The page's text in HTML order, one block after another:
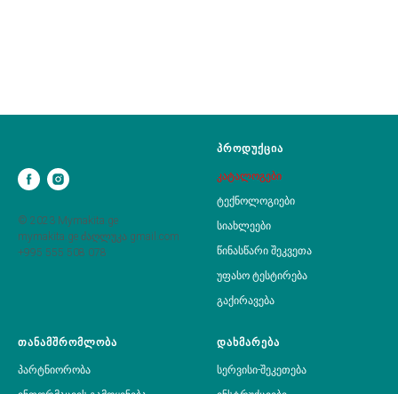
© 2023 Mymakita.ge
mymakita.ge ძაღლუკა gmail.com
+995 555 508 078
პროდუქცია
კატალოგები
ტექნოლოგიები
სიახლეები
წინასწარი შეკვეთა
უფასო ტესტირება
გაქირავება
თანამშრომლობა
პარტნიორობა
დახმარება
სერვისი-შეკეთება